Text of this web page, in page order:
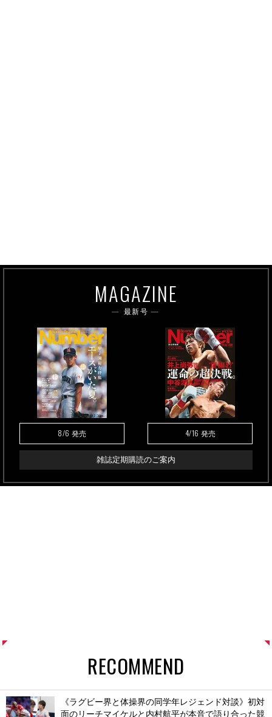
MAGAZINE
最新号
8/6 発売 4/16 発売
雑誌定期購読のご案内
RECOMMEND
《ラグビー界と体操界の同学年レジェンド対談》初対
面のリーチマイケルと内村航平が本音で語り合った競